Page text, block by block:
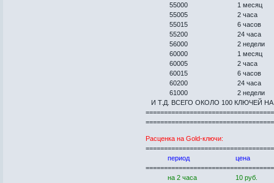
55000 1 месяц
55005 2 часа
55015 6 часов
55200 24 часа
56000 2 недели
60000 1 месяц
60005 2 часа
60015 6 часов
60200 24 часа
61000 2 недели
И Т.Д. ВСЕГО ОКОЛО 100 КЛЮЧЕЙ
Расценка на Gold-ключи:
период цена
на 2 часа 10 руб.